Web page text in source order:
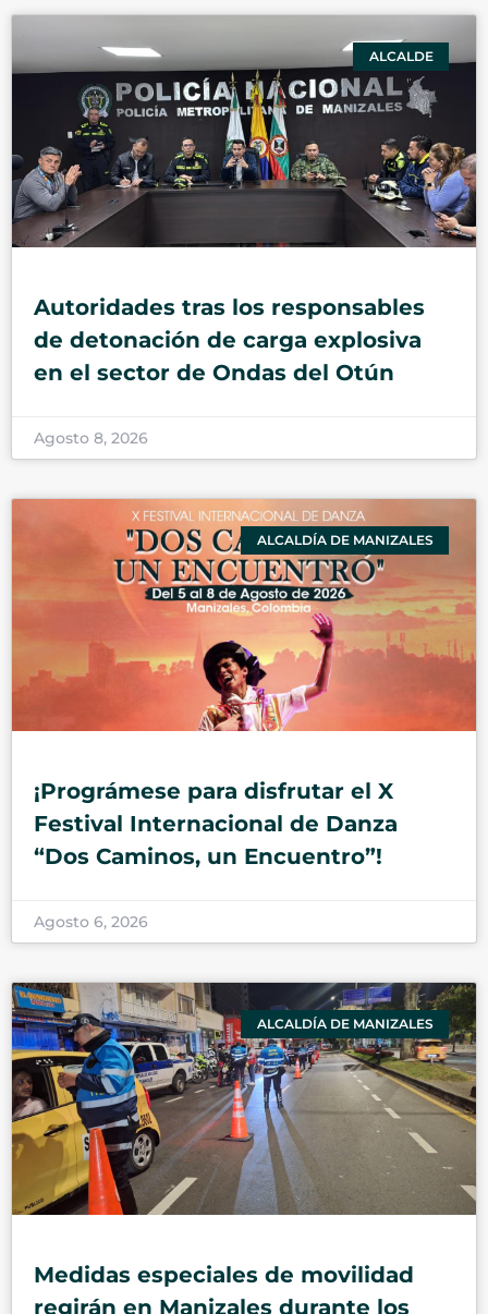
ALCALDE
Autoridades tras los responsables
de detonación de carga explosiva
en el sector de Ondas del Otún
Agosto 8, 2026
ALCALDÍA DE MANIZALES
¡Prográmese para disfrutar el X
Festival Internacional de Danza
“Dos Caminos, un Encuentro”!
Agosto 6, 2026
ALCALDÍA DE MANIZALES
Medidas especiales de movilidad
regirán en Manizales durante los